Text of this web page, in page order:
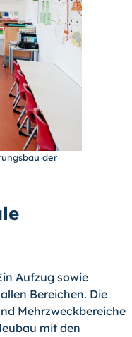
der
Aufzug sowie
Bereichen. Die
Mehrzweckbereiche
mit den